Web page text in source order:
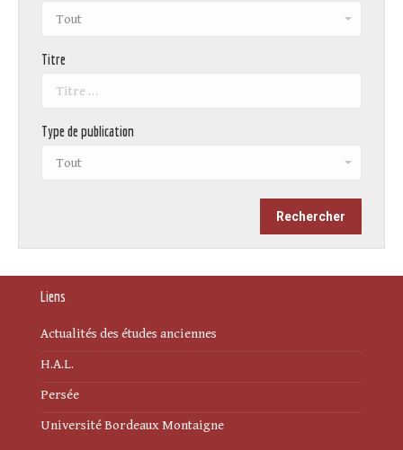
Titre
Type de publication
Liens
Actualités des études anciennes
H.A.L.
Persée
Université Bordeaux Montaigne